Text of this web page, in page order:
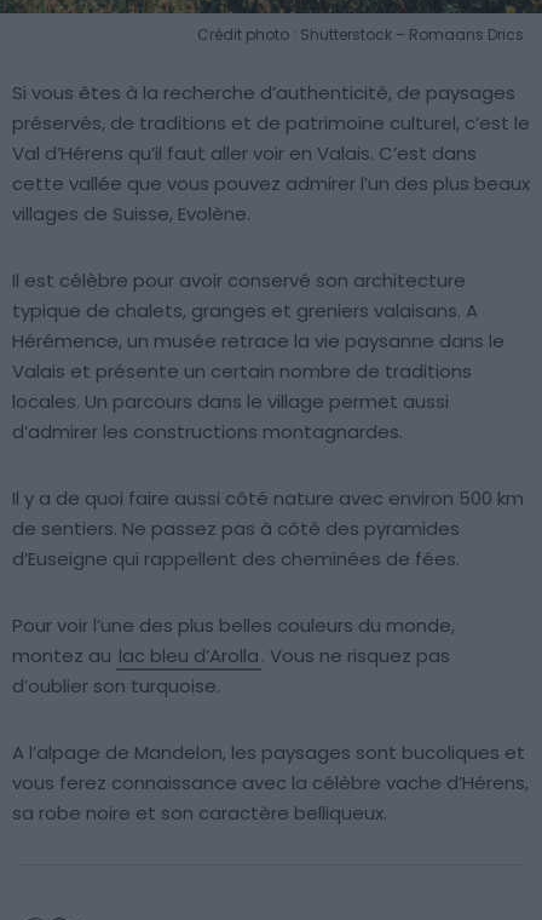
Crédit photo : Shutterstock – Romaans Drics
Si vous êtes à la recherche d’authenticité, de paysages
préservés, de traditions et de patrimoine culturel, c’est le
Val d’Hérens qu’il faut aller voir en Valais. C’est dans
cette vallée que vous pouvez admirer l’un des plus beaux
villages de Suisse, Evolène.
Il est célèbre pour avoir conservé son architecture
typique de chalets, granges et greniers valaisans. A
Hérémence, un musée retrace la vie paysanne dans le
Valais et présente un certain nombre de traditions
locales. Un parcours dans le village permet aussi
d’admirer les constructions montagnardes.
Il y a de quoi faire aussi côté nature avec environ 500 km
de sentiers. Ne passez pas à côté des pyramides
d’Euseigne qui rappellent des cheminées de fées.
Pour voir l’une des plus belles couleurs du monde,
montez au lac bleu d’Arolla. Vous ne risquez pas
d’oublier son turquoise.
A l’alpage de Mandelon, les paysages sont bucoliques et
vous ferez connaissance avec la célèbre vache d’Hérens,
sa robe noire et son caractère belliqueux.